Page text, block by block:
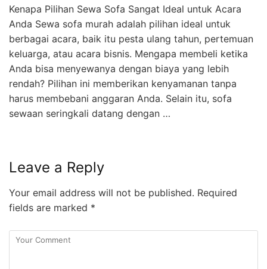
Kenapa Pilihan Sewa Sofa Sangat Ideal untuk Acara
Anda Sewa sofa murah adalah pilihan ideal untuk
berbagai acara, baik itu pesta ulang tahun, pertemuan
keluarga, atau acara bisnis. Mengapa membeli ketika
Anda bisa menyewanya dengan biaya yang lebih
rendah? Pilihan ini memberikan kenyamanan tanpa
harus membebani anggaran Anda. Selain itu, sofa
sewaan seringkali datang dengan …
Leave a Reply
Your email address will not be published. Required
fields are marked *